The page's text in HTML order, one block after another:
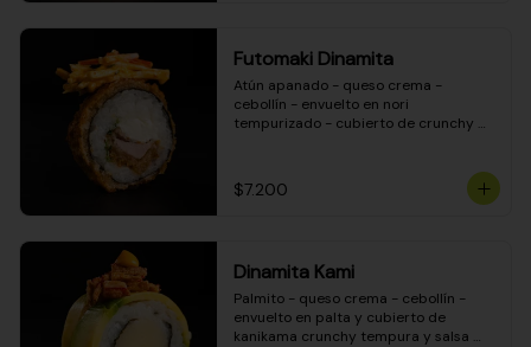
Futomaki Dinamita
Atún apanado - queso crema -
cebollín - envuelto en nori
tempurizado - cubierto de crunchy
$7.200
Dinamita Kami
Palmito - queso crema - cebollín -
envuelto en palta y cubierto de
kanikama crunchy tempura y salsa